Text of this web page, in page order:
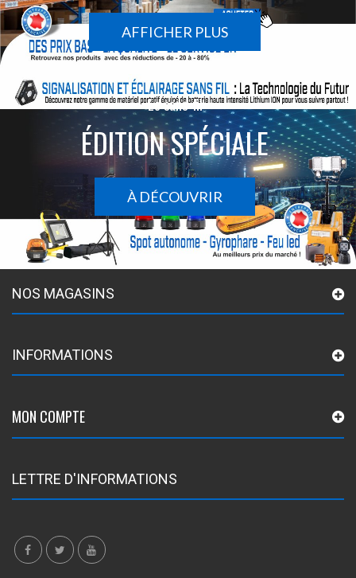
AFFICHER PLUS
Le sans-fil
ÉDITION SPÉCIALE
À DÉCOUVRIR
NOS MAGASINS
INFORMATIONS
MON COMPTE
LETTRE D'INFORMATIONS